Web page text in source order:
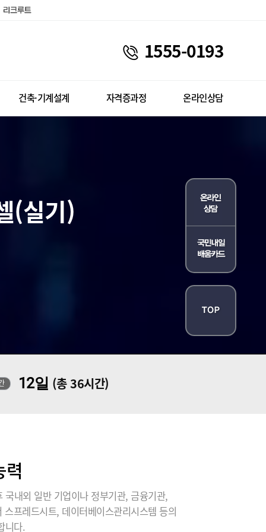
1555-0193
건축·기계설계 자격증과정 온라인상담
(실기)
12일 (총 36시간)
내외 일반 기업이나 정부기관, 금융기관,
프레드시트, 데이터베이스관리시스템 등의
니다.